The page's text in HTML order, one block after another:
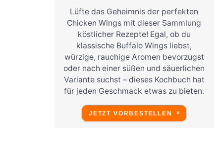
Lüfte das Geheimnis der perfekten
Chicken Wings mit dieser Sammlung
köstlicher Rezepte! Egal, ob du
klassische Buffalo Wings liebst,
würzige, rauchige Aromen bevorzugst
oder nach einer süßen und säuerlichen
Variante suchst – dieses Kochbuch hat
für jeden Geschmack etwas zu bieten.
JETZT VORBESTELLEN